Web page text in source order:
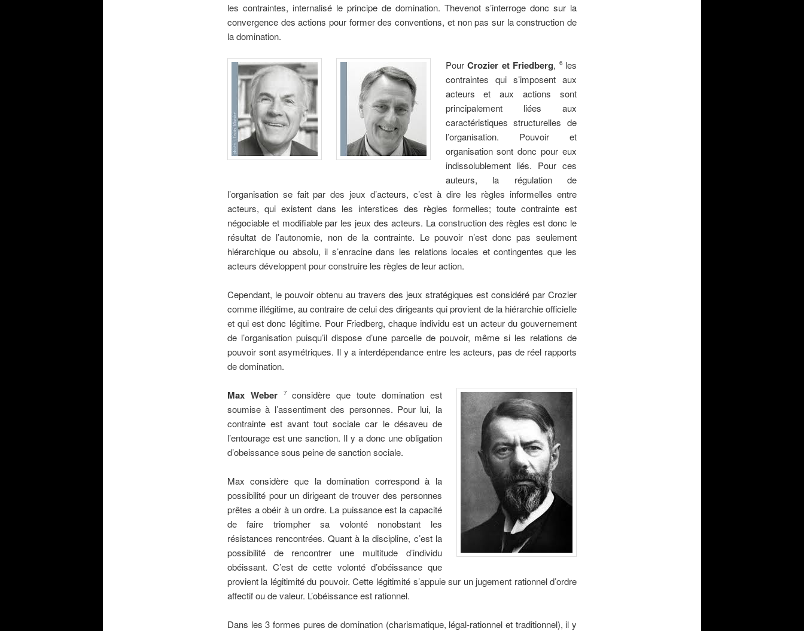
les contraintes, internalisé le principe de domination. Thevenot s’interroge donc sur la
convergence des actions pour former des conventions, et non pas sur la construction de
la domination.
PourCrozier et Friedberg, 6 les
contraintes qui s’imposent aux
acteurs et aux actions sont
principalement liées aux
caractéristiques structurelles de
l’organisation. Pouvoir et
organisation sont donc pour eux
indissolublement liés. Pour ces
auteurs, la régulation de
l’organisation se fait par des jeux d’acteurs, c’est à dire les règles informelles entre
acteurs, qui existent dans les interstices des règles formelles; toute contrainte est
négociable et modifiable par les jeux des acteurs. La construction des règles est donc le
résultat de l’autonomie, non de la contrainte. Le pouvoir n’est donc pas seulement
hiérarchique ou absolu, il s’enracine dans les relations locales et contingentes que les
acteurs développent pour construire les règles de leur action.
Cependant, le pouvoir obtenu au travers des jeux stratégiques est considéré par Crozier
comme illégitime, au contraire de celui des dirigeants qui provient de la hiérarchie officielle
et qui est donc légitime. Pour Friedberg, chaque individu est un acteur du gouvernement
de l’organisation puisqu’il dispose d’une parcelle de pouvoir, même si les relations de
pouvoir sont asymétriques. Il y a interdépendance entre les acteurs, pas de réel rapports
de domination.
Max Weber 7 considère que toute domination est
soumise à l’assentiment des personnes. Pour lui, la
contrainte est avant tout sociale car le désaveu de
l’entourage est une sanction. Il y a donc une obligation
d’obeissance sous peine de sanction sociale.
Max considère que la domination correspond à la
possibilité pour un dirigeant de trouver des personnes
prêtes a obéir à un ordre. La puissance est la capacité
de faire triompher sa volonté nonobstant les
résistances rencontrées. Quant à la discipline, c’est la
possibilité de rencontrer une multitude d’individu
obéissant. C’est de cette volonté d’obéissance que
provient la légitimité du pouvoir. Cette légitimité s’appuie sur un jugement rationnel d’ordre
affectif ou de valeur. L’obéissance est rationnel.
Dans les 3 formes pures de domination (charismatique, légal-rationnel et traditionnel), il y